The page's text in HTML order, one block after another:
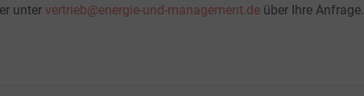
unter vertrieb@energie-und-management.de über Ihre Anfrage.